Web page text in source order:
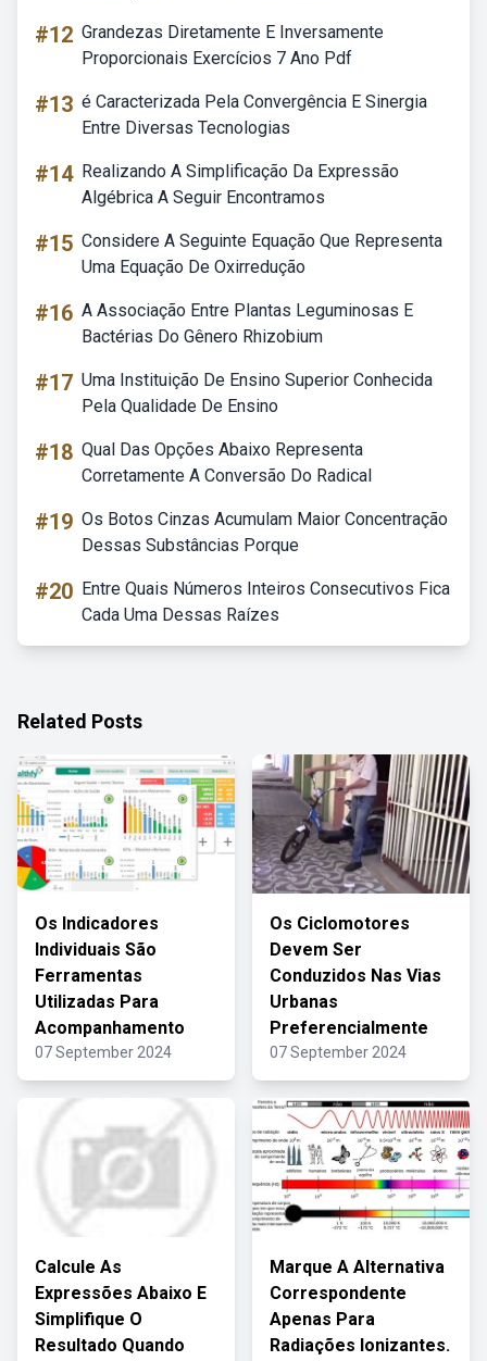
#12 Grandezas Diretamente E Inversamente
Proporcionais Exercícios 7 Ano Pdf
#13 é Caracterizada Pela Convergência E Sinergia
Entre Diversas Tecnologias
#14 Realizando A Simplificação Da Expressão
Algébrica A Seguir Encontramos
#15 Considere A Seguinte Equação Que Representa
Uma Equação De Oxirredução
#16 A Associação Entre Plantas Leguminosas E
Bactérias Do Gênero Rhizobium
#17 Uma Instituição De Ensino Superior Conhecida
Pela Qualidade De Ensino
#18 Qual Das Opções Abaixo Representa
Corretamente A Conversão Do Radical
#19 Os Botos Cinzas Acumulam Maior Concentração
Dessas Substâncias Porque
#20 Entre Quais Números Inteiros Consecutivos Fica
Cada Uma Dessas Raízes
Related Posts
Os Indicadores
Individuais São
Ferramentas
Utilizadas Para
Acompanhamento
07 September 2024
Os Ciclomotores
Devem Ser
Conduzidos Nas Vias
Urbanas
Preferencialmente
07 September 2024
Calcule As
Expressões Abaixo E
Simplifique O
Resultado Quando
Marque A Alternativa
Correspondente
Apenas Para
Radiações Ionizantes.